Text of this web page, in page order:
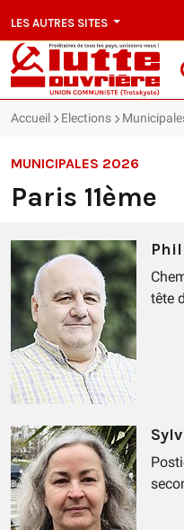
LES AUTRES SITES
Accueil Elections
MUNICIPALES 2026
Paris 11ème
tête